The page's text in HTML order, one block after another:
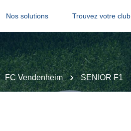
Nos solutions Trouvez votre club
FC Vendenheim SENIOR F1